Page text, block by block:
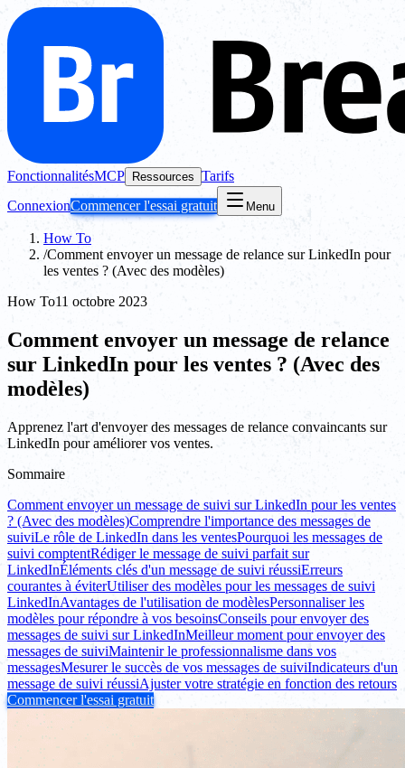
FonctionnalitésMCP Ressources Tarifs
ConnexionCommencer l'essai gratuit Menu
How To
/Comment envoyer un message de relance sur LinkedIn pour
les ventes ? (Avec des modèles)
How To11 octobre 2023
Comment envoyer un message de relance
sur LinkedIn pour les ventes ? (Avec des
modèles)
Apprenez l'art d'envoyer des messages de relance convaincants sur
LinkedIn pour améliorer vos ventes.
Sommaire
Comment envoyer un message de suivi sur LinkedIn pour les ventes
? (Avec des modèles)Comprendre l'importance des messages de
suiviLe rôle de LinkedIn dans les ventesPourquoi les messages de
suivi comptentRédiger le message de suivi parfait sur
LinkedInÉléments clés d'un message de suivi réussiErreurs
courantes à éviterUtiliser des modèles pour les messages de suivi
LinkedInAvantages de l'utilisation de modèlesPersonnaliser les
modèles pour répondre à vos besoinsConseils pour envoyer des
messages de suivi sur LinkedInMeilleur moment pour envoyer des
messages de suiviMaintenir le professionnalisme dans vos
messagesMesurer le succès de vos messages de suiviIndicateurs d'un
message de suivi réussiAjuster votre stratégie en fonction des retours
Commencer l'essai gratuit